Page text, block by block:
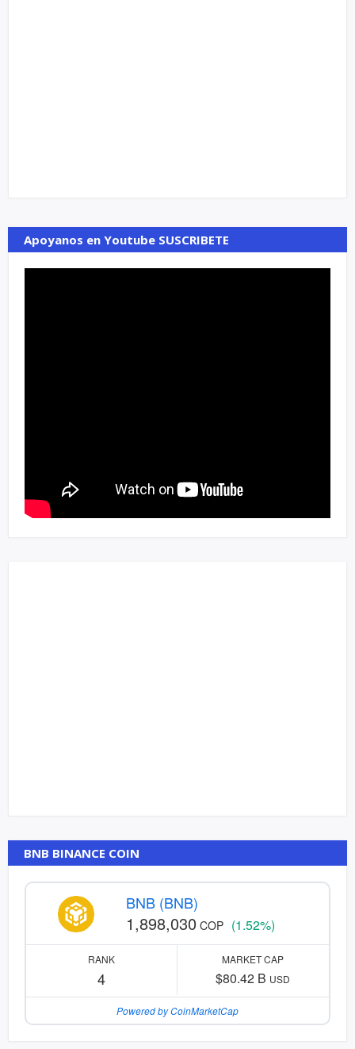
Apoyanos en Youtube SUSCRIBETE
BNB BINANCE COIN
BNB (BNB)
1,898,030 COP (1.52%)
RANK
4
MARKET CAP
$80.42 B USD
Powered by CoinMarketCap